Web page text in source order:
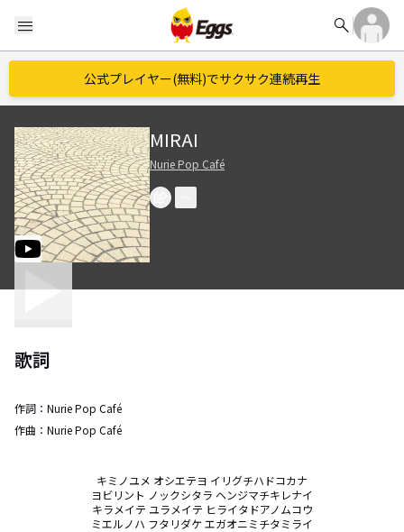
menu search
公式プレイヤー(無料)でサクサク連続再生
MIRAI
Nurie Pop Café
歌詞
作詞： Nurie Pop Café
作曲： Nurie Pop Café
キミノユメ オシエテヨ イリグチハドコカナ
ヨビリント ノックシタラ ヘンジマチキレナイ
キラメイテ ユラメイテ ヒライタドアノムコウ
ミエルノハ フタリダケ エガオニミチタミライ